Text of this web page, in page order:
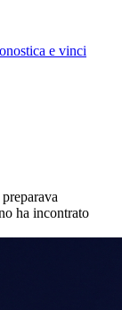
e vinci
ha incontrato